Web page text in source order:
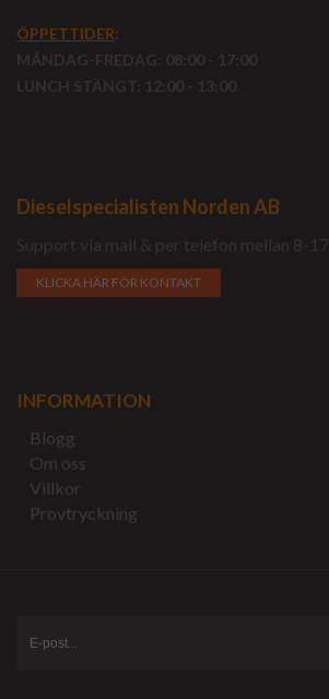
ÖPPETTIDER:
MÅNDAG-FREDAG: 08:00 - 17:00
LUNCH STÄNGT: 12:00 - 13:00
Dieselspecialisten Norden AB
Support via mail & per telefon mellan 8-17.
KLICKA HÄR FÖR KONTAKT
INFORMATION
Blogg
Om oss
Villkor
Provtryckning